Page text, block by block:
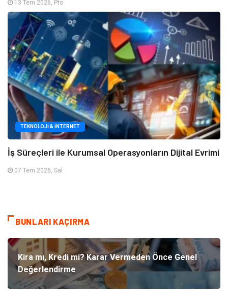
13 Tem 2026, Pts
TEKNOLOJI & İNTERNET
İş Süreçleri ile Kurumsal Operasyonların Dijital Evrimi
07 Tem 2026, Sal
BUNLARI KAÇIRMA
Kira mı, Kredi mi? Karar Vermeden Önce Genel
Değerlendirme